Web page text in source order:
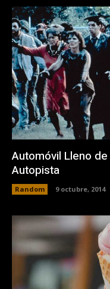
Automóvil Lleno
Autopista
Random 9 octubre, 2014